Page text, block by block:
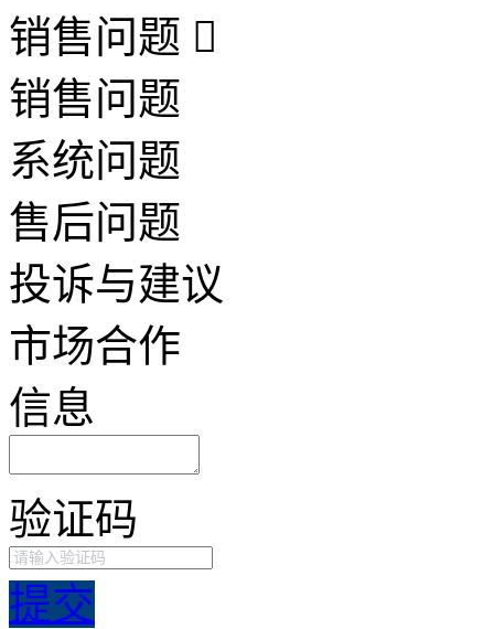
销售问题
销售问题
系统问题
售后问题
投诉与建议
市场合作
信息
验证码
提交